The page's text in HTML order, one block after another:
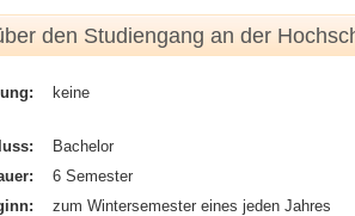
den Studiengang an der
keine
Bachelor
6 Semester
zum Wintersemester eines jeden Jahres